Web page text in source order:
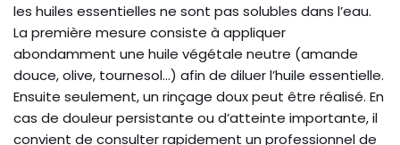
les huiles essentielles ne sont pas solubles dans l’eau.
La première mesure consiste à appliquer
abondamment une huile végétale neutre (amande
douce, olive, tournesol…) afin de diluer l’huile essentielle.
Ensuite seulement, un rinçage doux peut être réalisé. En
cas de douleur persistante ou d’atteinte importante, il
convient de consulter rapidement un professionnel de